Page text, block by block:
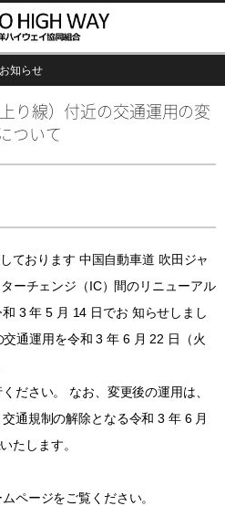
お知らせ
り線）付近の交通運用の変
ついて
ております 中国自動車道 吹田ジャ
ーチェンジ（IC）間のリニューアル
3 年 5 月 14 日でお 知らせしまし
通運用を令和 3 年 6 月 22 日（火
ださい。 なお、変更後の運用は、
通規制の解除となる令和 3 年 6 月
たします。
ページをご覧ください。